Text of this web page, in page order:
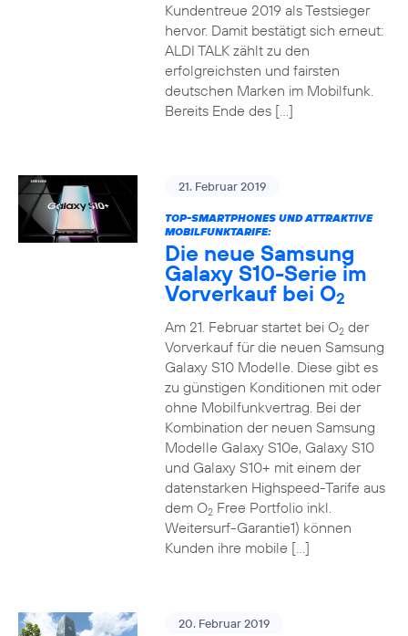
Kundentreue 2019 als Testsieger
hervor. Damit bestätigt sich erneut:
ALDI TALK zählt zu den
erfolgreichsten und fairsten
deutschen Marken im Mobilfunk.
Bereits Ende des […]
21. Februar 2019
TOP-SMARTPHONES UND ATTRAKTIVE
MOBILFUNKTARIFE:
Die neue Samsung
Galaxy S10-Serie im
Vorverkauf bei O2
Am 21. Februar startet bei O2der
Vorverkauf für die neuen Samsung
Galaxy S10 Modelle. Diese gibt es
zu günstigen Konditionen mit oder
ohne Mobilfunkvertrag. Bei der
Kombination der neuen Samsung
Modelle Galaxy S10e, Galaxy S10
und Galaxy S10+ mit einem der
datenstarken Highspeed-Tarife aus
dem O2Free Portfolio inkl.
Weitersurf-Garantie1) können
Kunden ihre mobile […]
20. Februar 2019